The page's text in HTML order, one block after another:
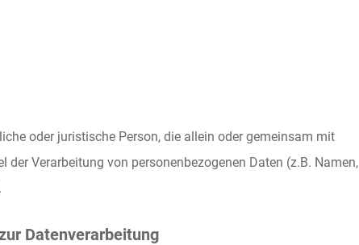
oder juristische Person, die allein oder gemeinsam mit
der Verarbeitung von personenbezogenen Daten (z.B. Namen,
Datenverarbeitung